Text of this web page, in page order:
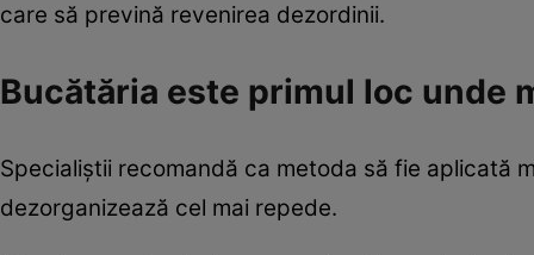
care să prevină revenirea dezordinii.
Bucătăria este primul loc unde
Specialiștii recomandă ca metoda să fie aplicată
dezorganizează cel mai repede.